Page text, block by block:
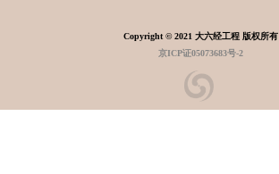
Copyright © 2021 大六经工程 版权所有
京ICP证05073683号-2